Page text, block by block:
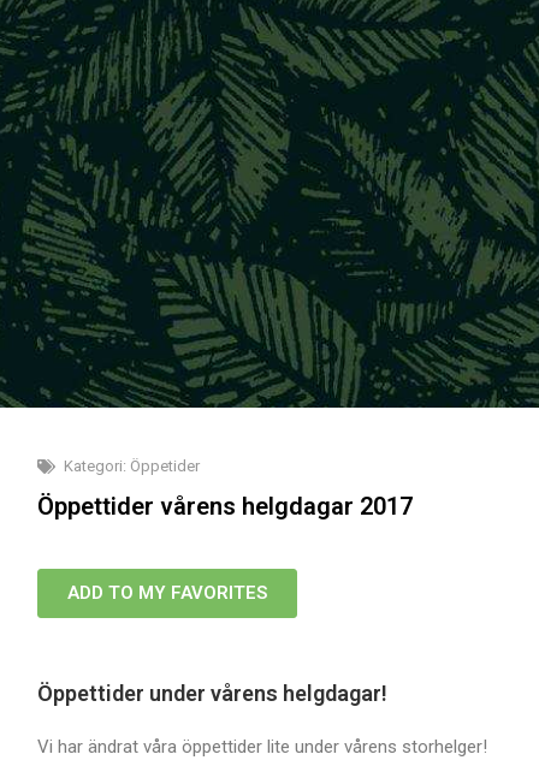
Kategori: Öppetider
Öppettider vårens helgdagar 2017
ADD TO MY FAVORITES
Öppettider under vårens helgdagar!
Vi har ändrat våra öppettider lite under vårens storhelger!